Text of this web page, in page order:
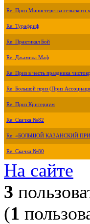
Re: Приз Министерства сельского
Re: Турафриф
Re: Практикал Бой
Re: Джамила Маф
Re: Приз в честь праздника
Re: Большой приз (Приз
Re: Приз Критериум
Re: Скачка №82
Re: «БОЛЬШОЙ КАЗАНСКИЙ
Re: Скачка №80
На сайте
3
(1